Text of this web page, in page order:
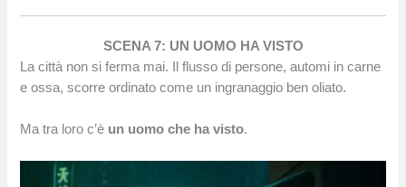
SCENA 7: UN UOMO HA VISTO
La città non si ferma mai. Il flusso di persone, automi in carne
e ossa, scorre ordinato come un ingranaggio ben oliato.
Ma tra loro c’è un uomo che ha visto.